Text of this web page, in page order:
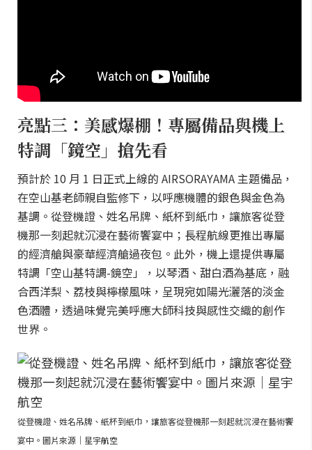
亮點三：美感爆棚！專屬備品與機上
特調「鏡空」搶先看
預計於 10 月 1 日正式上線的 AIRSORAYAMA 主題備品，
在空山基老師親自監修下，以呼應機體的銀色與金色為
基調。從登機證、姓名吊牌、紙杯到紙巾，讓旅客從登
機那一刻起就沉浸在藝術饗宴中；長程航線更推出專屬
的經濟艙與豪華經濟艙過夜包。此外，機上還提供專屬
特調「空山基特調-鏡空」，以琴酒、甜白酒為基底，融
合西洋梨、荔枝與檸檬風味，呈現宛如陽光灑落的淡金
色酒體，透過味覺完美呼應大師科技與感性交織的創作
世界。
從登機證、姓名吊牌、紙杯到紙巾，讓旅客從登機那一刻起就沉浸在藝術饗
宴中。圖片來源｜星宇航空